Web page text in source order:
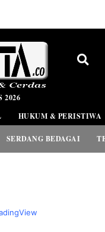
2026
HUKUM & PERISTIWA
SERDANG BEDAGAI